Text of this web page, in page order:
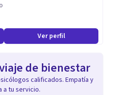
Ver perfil
de bienestar
calificados. Empatía y
a tu servicio.